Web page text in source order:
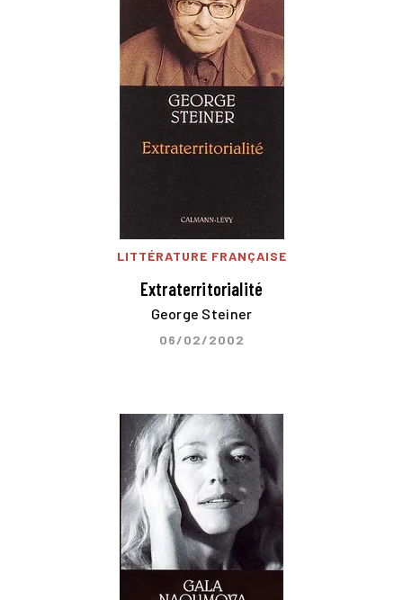
LITTÉRATURE FRANÇAISE
Extraterritorialité
George Steiner
06/02/2002